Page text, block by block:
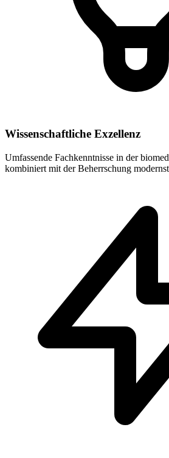
Wissenschaftliche Exzellenz
Umfassende Fachkenntnisse in der
kombiniert mit der Beherrschung